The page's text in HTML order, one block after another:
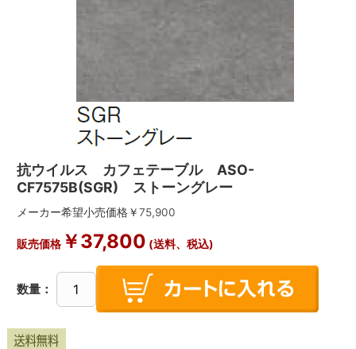
抗ウイルス カフェテーブル ASO-
CF7575B(SGR) ストーングレー
メーカー希望小売価格￥75,900
販売価格￥37,800 (送料、税込)
数量：